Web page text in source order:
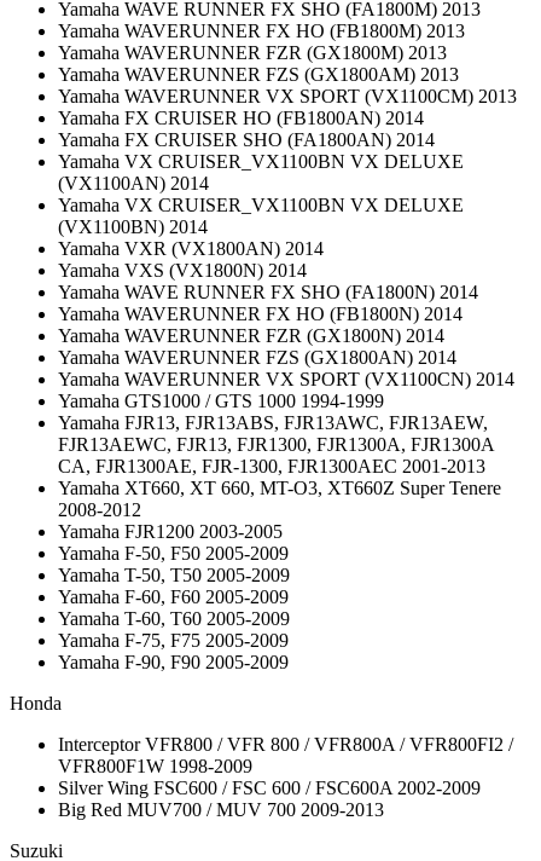
Yamaha WAVE RUNNER FX SHO (FA1800M) 2013
Yamaha WAVERUNNER FX HO (FB1800M) 2013
Yamaha WAVERUNNER FZR (GX1800M) 2013
Yamaha WAVERUNNER FZS (GX1800AM) 2013
Yamaha WAVERUNNER VX SPORT (VX1100CM) 2013
Yamaha FX CRUISER HO (FB1800AN) 2014
Yamaha FX CRUISER SHO (FA1800AN) 2014
Yamaha VX CRUISER_VX1100BN VX DELUXE
(VX1100AN) 2014
Yamaha VX CRUISER_VX1100BN VX DELUXE
(VX1100BN) 2014
Yamaha VXR (VX1800AN) 2014
Yamaha VXS (VX1800N) 2014
Yamaha WAVE RUNNER FX SHO (FA1800N) 2014
Yamaha WAVERUNNER FX HO (FB1800N) 2014
Yamaha WAVERUNNER FZR (GX1800N) 2014
Yamaha WAVERUNNER FZS (GX1800AN) 2014
Yamaha WAVERUNNER VX SPORT (VX1100CN) 2014
Yamaha GTS1000 / GTS 1000 1994-1999
Yamaha FJR13, FJR13ABS, FJR13AWC, FJR13AEW,
FJR13AEWC, FJR13, FJR1300, FJR1300A, FJR1300A
CA, FJR1300AE, FJR-1300, FJR1300AEC 2001-2013
Yamaha XT660, XT 660, MT-O3, XT660Z Super Tenere
2008-2012
Yamaha FJR1200 2003-2005
Yamaha F-50, F50 2005-2009
Yamaha T-50, T50 2005-2009
Yamaha F-60, F60 2005-2009
Yamaha T-60, T60 2005-2009
Yamaha F-75, F75 2005-2009
Yamaha F-90, F90 2005-2009
Honda
Interceptor VFR800 / VFR 800 / VFR800A / VFR800FI2 /
VFR800F1W 1998-2009
Silver Wing FSC600 / FSC 600 / FSC600A 2002-2009
Big Red MUV700 / MUV 700 2009-2013
Suzuki